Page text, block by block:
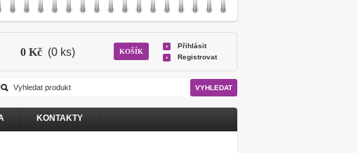
0 Kč (0 ks) KOŠÍK
Přihlásit
Registrovat
KONTAKTY